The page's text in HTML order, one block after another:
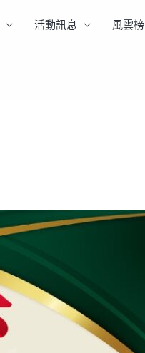
活動訊息 風雲榜